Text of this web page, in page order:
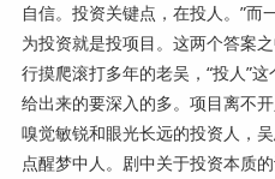
自信。投资关键点，在投人。”而
为投资就是投项目。这两个答案
行摸爬滚打多年的老吴，“投人”
给出来的要深入的多。项目离不
嗅觉敏锐和眼光长远的投资人，
点醒梦中人。剧中关于投资本质